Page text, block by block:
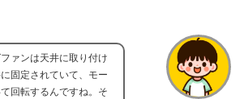
ァンは天井に取り付け
固定されていて、モー
回転するんですね。そ